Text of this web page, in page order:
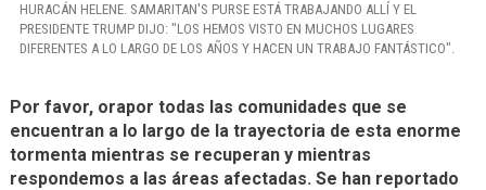
HURACÁN HELENE. SAMARITAN'S PURSE ESTÁ TRABAJANDO ALLÍ Y EL
PRESIDENTE TRUMP DIJO: "LOS HEMOS VISTO EN MUCHOS LUGARES
DIFERENTES A LO LARGO DE LOS AÑOS Y HACEN UN TRABAJO FANTÁSTICO".
Por favor, orapor todas las comunidades que se
encuentran a lo largo de la trayectoria de esta enorme
tormenta mientras se recuperan y mientras
respondemos a las áreas afectadas. Se han reportado